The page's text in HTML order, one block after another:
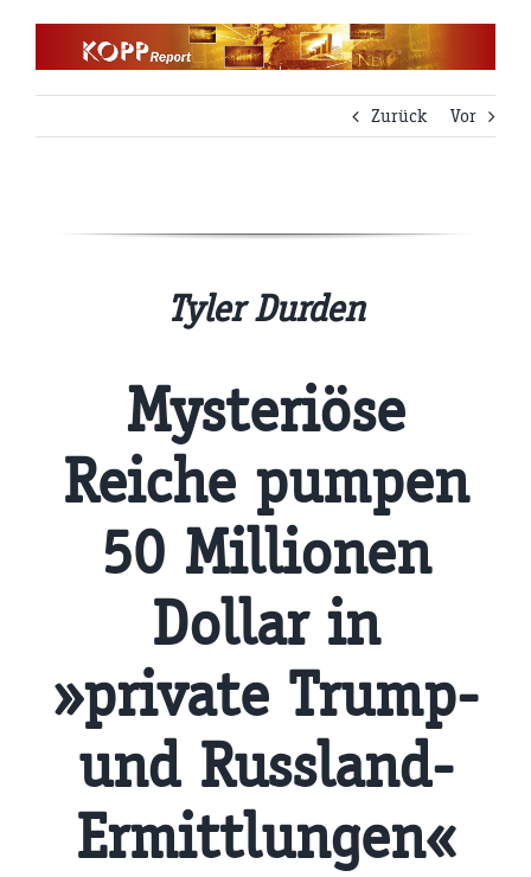
Zurück
Vor
Tyler Durden
Mysteriöse
Reiche pumpen
50 Millionen
Dollar in
»private Trump-
und Russland-
Ermittlungen«